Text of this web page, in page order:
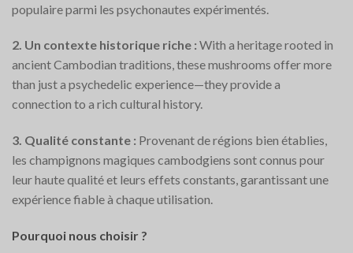
populaire parmi les psychonautes expérimentés.
2. Un contexte historique riche : With a heritage rooted in
ancient Cambodian traditions, these mushrooms offer more
than just a psychedelic experience—they provide a
connection to a rich cultural history.
3. Qualité constante : Provenant de régions bien établies,
les champignons magiques cambodgiens sont connus pour
leur haute qualité et leurs effets constants, garantissant une
expérience fiable à chaque utilisation.
Pourquoi nous choisir ?